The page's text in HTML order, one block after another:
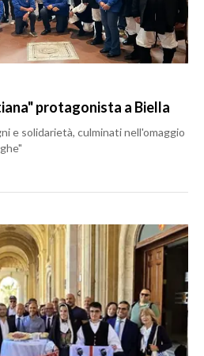
protagonista a Biella
e solidarietà, culminati nell'omaggio